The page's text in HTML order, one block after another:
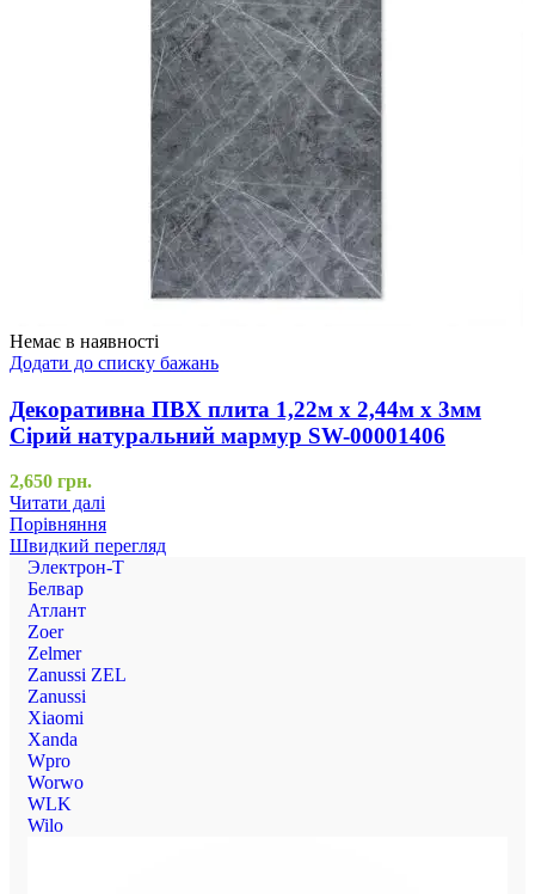
Немає в наявності
Додати до списку бажань
Декоративна ПВХ плита 1,22м х 2,44м х 3мм
Сірий натуральний мармур SW-00001406
2,650 грн.
Читати далі
Порівняння
Швидкий перегляд
Электрон-Т
Белвар
Атлант
Zoer
Zelmer
Zanussi ZEL
Zanussi
Xiaomi
Xanda
Wpro
Worwo
WLK
Wilo